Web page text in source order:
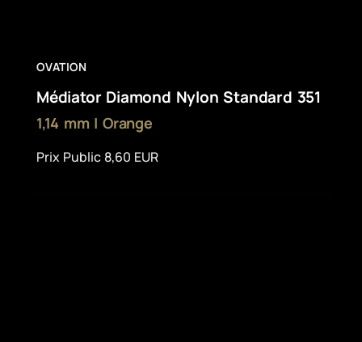
OVATION
Médiator Diamond Nylon Standard 351
1,14 mm | Orange
Prix Public 8,60 EUR